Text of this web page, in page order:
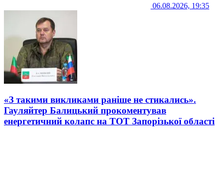
06.08.2026, 19:35
«З такими викликами раніше не стикались».
Гауляйтер Балицький прокоментував
енергетичний колапс на ТОТ Запорізької області